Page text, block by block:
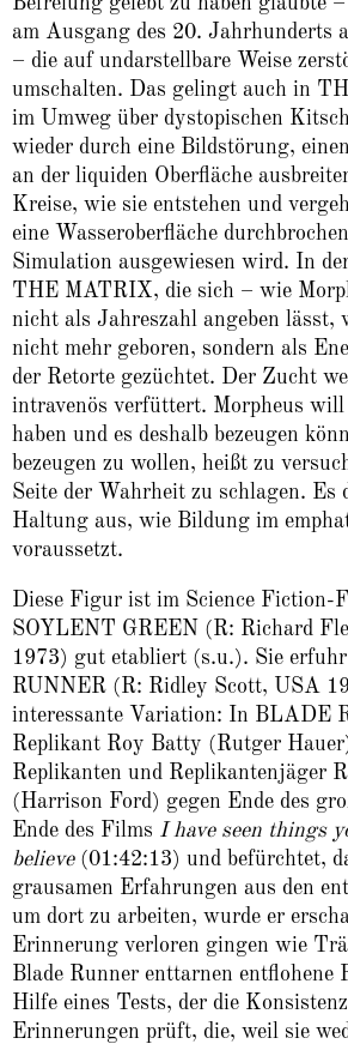
am Ausgang des 20. Jahr­hunderts
– die auf undarstellbare Weise
umschalten. Das gelingt auch in
im Umweg über dystopischen
wieder durch eine Bildstörung,
an der liquiden Oberfläche
Kreise, wie sie entstehen und
eine Wasseroberfläche
Simulation ausgewiesen wird. In
THE MATRIX, die sich – wie
nicht als Jahreszahl angeben lässt,
nicht mehr geboren, sondern als
der Retorte gezüchtet. Der Zucht
intravenös verfüttert. Morpheus will
haben und es deshalb bezeugen
bezeugen zu wollen, heißt zu
Seite der Wahrheit zu schlagen. Es
Haltung aus, wie Bildung im
voraussetzt.
Diese Figur ist im Science Fiction-
SOYLENT GREEN (R: Richard
1973) gut etabliert (s.u.). Sie
RUNNER (R: Ridley Scott, USA
interessante Variation: In BLADE
Replikant Roy Batty (Rutger
Replikanten und Replikantenjäger
(Harrison Ford) gegen Ende des
Ende des Films I have seen things
believe(01:42:13) und befürchtet,
grausamen Erfahrungen aus den
um dort zu arbeiten, wurde er
Erinnerung verloren gingen wie
Blade Runner enttarnen entflohene
Hilfe eines Tests, der die
Erinnerungen prüft, die, weil sie